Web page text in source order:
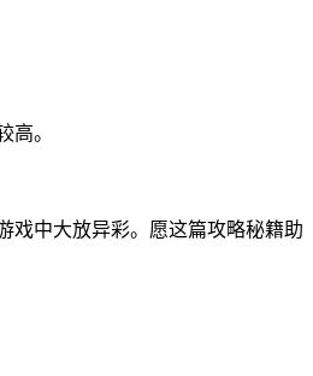
高。
戏中大放异彩。愿这篇攻略秘籍助